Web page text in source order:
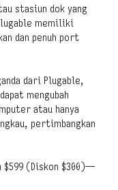
stasiun dok yang
memiliki
dan penuh port
dari Plugable,
mengubah
atau hanya
pertimbangkan
$599 (Diskon $300)—